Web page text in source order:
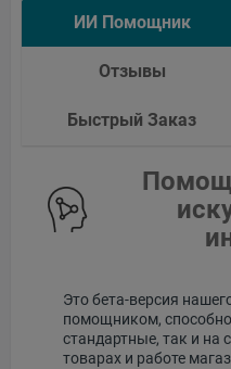
ИИ Помощник
Отзывы
Быстрый Заказ
Это бета-версия
помощником,
стандартные, так и
товарах и работе